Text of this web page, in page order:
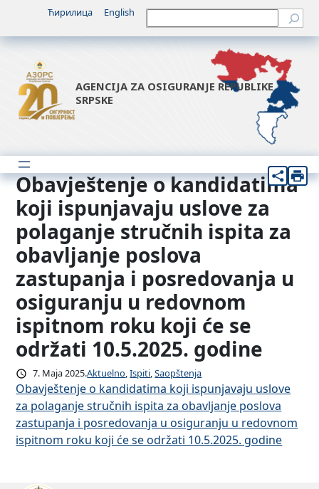
sadržaj
Ћирилица English Претрага
AGENCIJA ZA OSIGURANJE REPUBLIKE
SRPSKE
Obavještenje o kandidatima
koji ispunjavaju uslove za
polaganje stručnih ispita za
obavljanje poslova
zastupanja i posredovanja u
osiguranju u redovnom
ispitnom roku koji će se
održati 10.5.2025. godine
7. Maja 2025.Aktuelno, Ispiti, Saopštenja
Obavještenje o kandidatima koji ispunjavaju uslove
za polaganje stručnih ispita za obavljanje poslova
zastupanja i posredovanja u osiguranju u redovnom
ispitnom roku koji će se održati 10.5.2025. godine